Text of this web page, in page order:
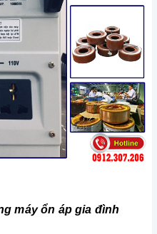
máy ổn áp gia đình